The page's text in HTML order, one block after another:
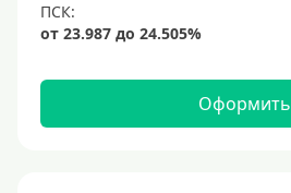
просрочек
Оформить